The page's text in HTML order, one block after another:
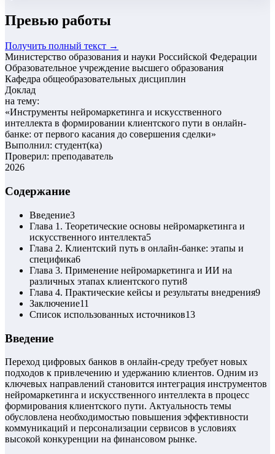
Превью работы
Получить полный текст →
Министерство образования и науки Российской Федерации
Образовательное учреждение высшего образования
Кафедра общеобразовательных дисциплин
Доклад
на тему:
«Инструменты нейромаркетинга и искусственного
интеллекта в формировании клиентского пути в онлайн-
банке: от первого касания до совершения сделки»
Выполнил: студент(ка)
Проверил: преподаватель
2026
Содержание
Введение3
Глава 1. Теоретические основы нейромаркетинга и
искусственного интеллекта5
Глава 2. Клиентский путь в онлайн-банке: этапы и
специфика6
Глава 3. Применение нейромаркетинга и ИИ на
различных этапах клиентского пути8
Глава 4. Практические кейсы и результаты внедрения9
Заключение11
Список использованных источников13
Введение
Переход цифровых банков в онлайн-среду требует новых
подходов к привлечению и удержанию клиентов. Одним из
ключевых направлений становится интеграция инструментов
нейромаркетинга и искусственного интеллекта в процесс
формирования клиентского пути. Актуальность темы
обусловлена необходимостью повышения эффективности
коммуникаций и персонализации сервисов в условиях
высокой конкуренции на финансовом рынке.